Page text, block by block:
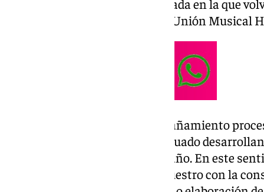
por cuesta de la Paz. En un jornada en la que
procesionales tras la Virgen, la Unión Musical
En el cortejo, destaca el acompañamiento
los cuales, la cofradía ha continuado
puesta en valor en este último año. En este
realizado en el farol del padrenuestro con la